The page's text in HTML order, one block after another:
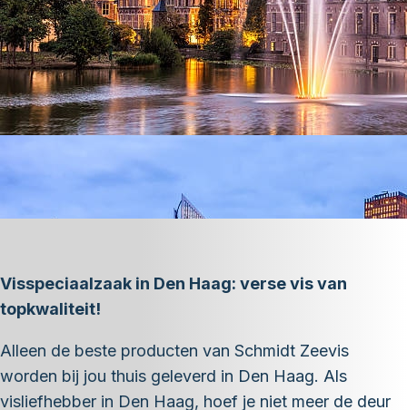
Visspeciaalzaak in Den Haag: verse vis van
topkwaliteit!
Alleen de beste producten van Schmidt Zeevis
worden bij jou thuis geleverd in Den Haag. Als
visliefhebber in Den Haag, hoef je niet meer de deur